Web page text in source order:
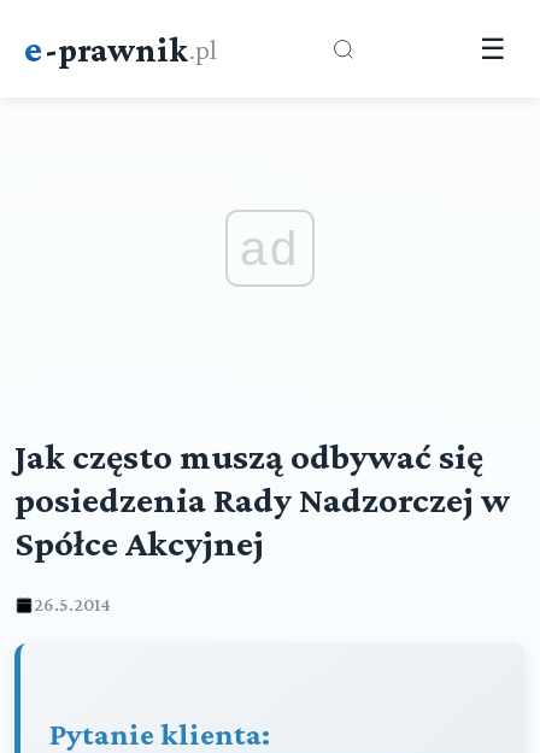
e-prawnik.pl ☰
ad
Jak często muszą odbywać się
posiedzenia Rady Nadzorczej w
Spółce Akcyjnej
26.5.2014
Pytanie klienta: